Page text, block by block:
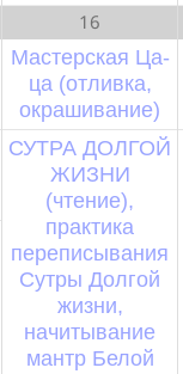
16
Мастерская Ца-
ца (отливка,
окрашивание)
СУТРА ДОЛГОЙ
ЖИЗНИ
(чтение),
практика
переписывания
Сутры Долгой
жизни,
начитывание
мантр Белой